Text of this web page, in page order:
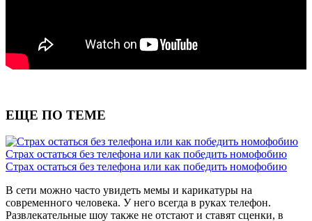
ЕЩЕ ПО ТЕМЕ
Страх остаться без телефона или как победить номофобию
Страх остаться без телефона или как победить номофобию
В сети можно часто увидеть мемы и карикатуры на
современного человека. У него всегда в руках телефон.
Развлекательные шоу также не отстают и ставят сценки, в